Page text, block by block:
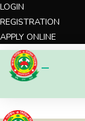
LOGIN
REGISTRATION
APPLY ONLINE